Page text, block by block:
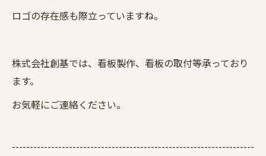
ロゴの存在感も際立っていますね。
株式会社創基では、看板製作、看板の取付等承っており
ます。
お気軽にご連絡ください。
--------------------------------------------------------------------